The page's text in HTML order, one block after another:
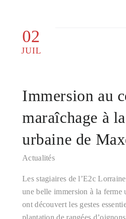
02
JUIL
Immersion au
maraîchage à
urbaine de
Actualités
Les stagiaires de l’E2c
une belle immersion à la
ont découvert les gestes
plantation de rangées